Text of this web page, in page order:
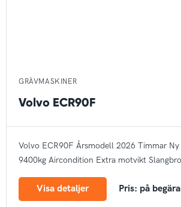
GRÄVMASKINER
Volvo ECR90F
Volvo ECR90F Årsmodell 2026 Timmar Ny
9400kg Aircondition Extra motvikt
märkeVisa detaljer Pris: på